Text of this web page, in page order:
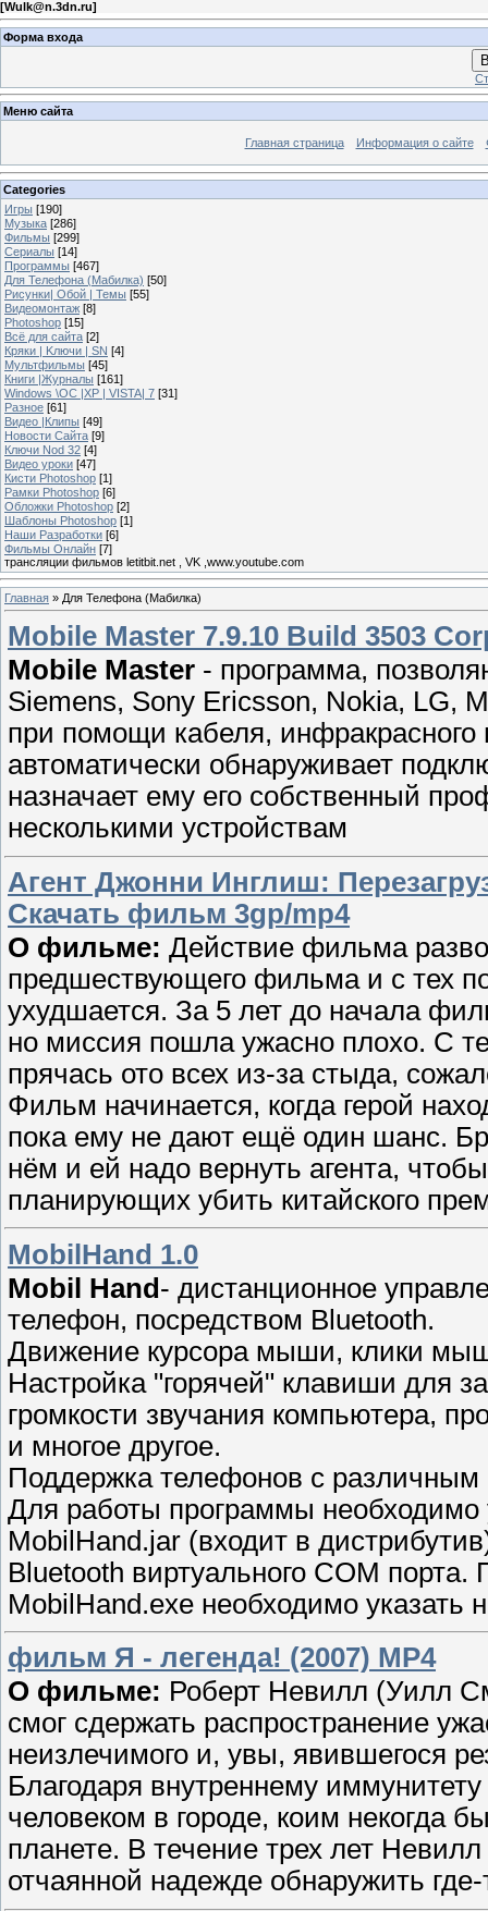
[Wulk@n.3dn.ru]
Форма входа
Меню сайта
Главная страница Информация о сайте
Categories
Игры [190]
Музыка [286]
Фильмы [299]
Сериалы [14]
Программы [467]
Для Телефона (Мабилка) [50]
Рисунки| Обой | Темы [55]
Видеомонтаж [8]
Photoshop [15]
Всё для сайта [2]
Кряки | Kлючи | SN [4]
Мультфильмы [45]
Книги |Журналы [161]
Windows \OC |XP | VISTA| 7 [31]
Разное [61]
Видео |Клипы [49]
Новости Сайта [9]
Ключи Nod 32 [4]
Видео уроки [47]
Кисти Photoshop [1]
Рамки Photoshop [6]
Обложки Photoshop [2]
Шаблоны Photoshop [1]
Наши Разработки [6]
Фильмы Онлайн [7]
трансляции фильмов letitbit.net , VK ,www.youtube.com
Главная » Для Телефона (Мабилка)
Mobile Master 7.9.10 Build 3503
Mobile Master - программа,
Siemens, Sony Ericsson, Nokia, LG,
при помощи кабеля,
автоматически обнаруживает
назначает ему его собственный
несколькими устройствам
Агент Джонни Инглиш:
Скачать фильм 3gp/mp4
О фильме: Действие фильма
предшествующего фильма и с тех
ухудшается. За 5 лет до начала
но миссия пошла ужасно плохо. С
прячась ото всех из-за стыда,
Фильм начинается, когда герой
пока ему не дают ещё один шанс.
нём и ей надо вернуть агента,
планирующих убить китайского
MobilHand 1.0
Mobil Hand- дистанционное
телефон, посредством Bluetooth.
Движение курсора мыши, клики
Настройка "горячей" клавиши для
громкости звучания компьютера,
и многое другое.
Поддержка телефонов с
Для работы программы
MobilHand.jar (входит в
Bluetooth виртуального COM
MobilHand.exe необходимо указать
фильм Я - легенда! (2007) MP4
О фильме: Роберт Невилл (Уилл
смог сдержать распространение
неизлечимого и, увы, явившегося
Благодаря внутреннему
человеком в городе, коим некогда
планете. В течение трех лет
отчаянной надежде обнаружить